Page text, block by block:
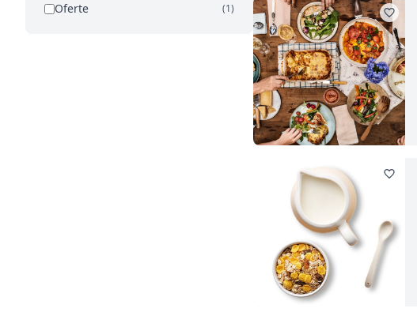
Oferte (1)